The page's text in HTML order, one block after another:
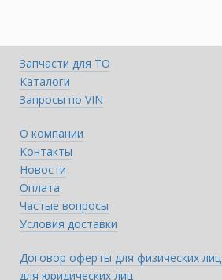
Запчасти для ТО
Каталоги
Запросы по VIN
О компании
Контакты
Новости
Оплата
Частые вопросы
Условия доставки
Договор оферты для физических лиц
для юридических лиц